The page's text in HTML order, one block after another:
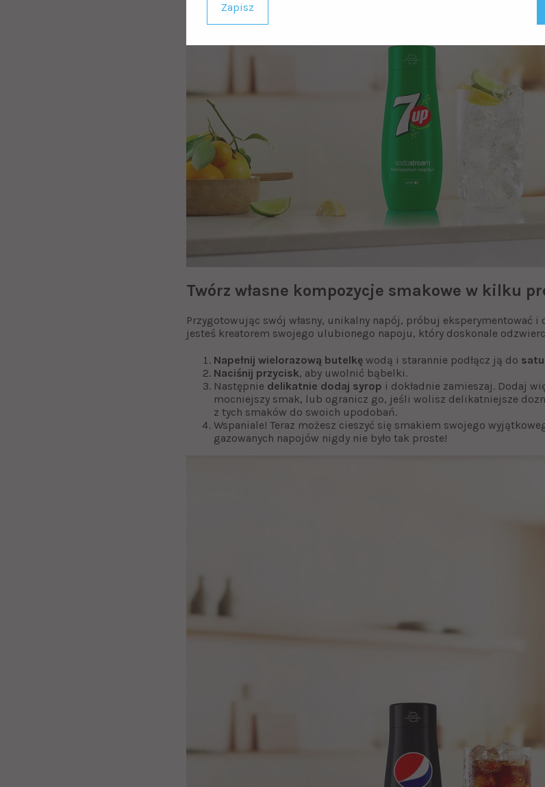
Twórz własne kompozycje smakowe w kilku
Przygotowując swój własny, unikalny napój, próbuj eksperymentować i
jesteś kreatorem swojego ulubionego napoju, który doskonale
Napełnij wielorazową butelkę wodą i starannie podłącz ją do
Naciśnij przycisk, aby uwolnić bąbelki.
Następnie delikatnie dodaj syrop i dokładnie zamieszaj. Dodaj
mocniejszy smak, lub ogranicz go, jeśli wolisz delikatniejsze
z tych smaków do swoich upodobań.
Wspaniale! Teraz możesz cieszyć się smakiem swojego
gazowanych napojów nigdy nie było tak proste!
Zapisz